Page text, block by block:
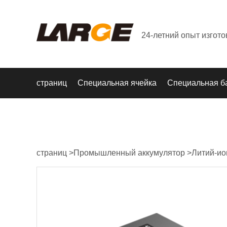
24-летний опыт
страниц Специальная ячейка Специальная
страниц >Промышленный аккумулятор >Литий-